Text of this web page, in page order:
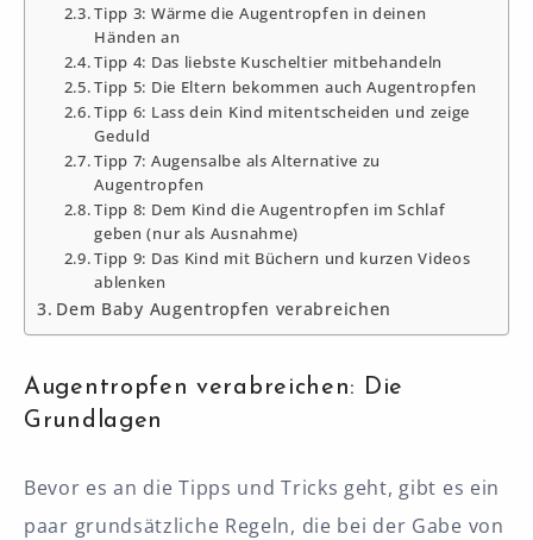
Tipp 3: Wärme die Augentropfen in deinen
Händen an
Tipp 4: Das liebste Kuscheltier mitbehandeln
Tipp 5: Die Eltern bekommen auch Augentropfen
Tipp 6: Lass dein Kind mitentscheiden und zeige
Geduld
Tipp 7: Augensalbe als Alternative zu
Augentropfen
Tipp 8: Dem Kind die Augentropfen im Schlaf
geben (nur als Ausnahme)
Tipp 9: Das Kind mit Büchern und kurzen Videos
ablenken
Dem Baby Augentropfen verabreichen
Augentropfen verabreichen: Die
Grundlagen
Bevor es an die Tipps und Tricks geht, gibt es ein
paar grundsätzliche Regeln, die bei der Gabe von